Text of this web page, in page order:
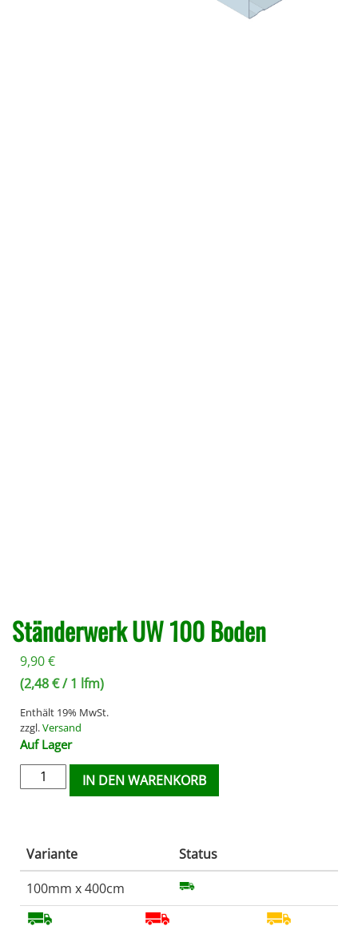
Ständerwerk UW 100 Boden
9,90€
(2,48€/ 1 lfm)
Enthält 19% MwSt.
zzgl.Versand
Auf Lager
IN DEN WARENKORB
Variante
Status
100mm x 400cm